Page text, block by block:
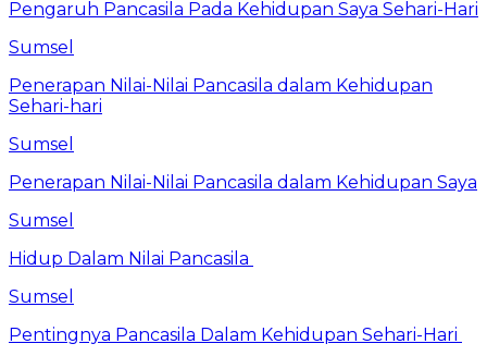
Pengaruh Pancasila Pada Kehidupan Saya Sehari-Hari
Sumsel
Penerapan Nilai-Nilai Pancasila dalam Kehidupan
Sehari-hari
Sumsel
Penerapan Nilai-Nilai Pancasila dalam Kehidupan Saya
Sumsel
Hidup Dalam Nilai Pancasila
Sumsel
Pentingnya Pancasila Dalam Kehidupan Sehari-Hari